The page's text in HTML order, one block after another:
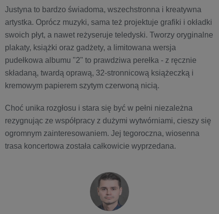
Justyna to bardzo świadoma, wszechstronna i kreatywna
artystka. Oprócz muzyki, sama też projektuje grafiki i okładki
swoich płyt, a nawet reżyseruje teledyski. Tworzy oryginalne
plakaty, książki oraz gadżety, a limitowana wersja
pudełkowa albumu "2" to prawdziwa perełka - z ręcznie
składaną, twardą oprawą, 32-stronnicową książeczką i
kremowym papierem szytym czerwoną nicią.
Choć unika rozgłosu i stara się być w pełni niezależna
rezygnując ze współpracy z dużymi wytwórniami, cieszy się
ogromnym zainteresowaniem. Jej tegoroczna, wiosenna
trasa koncertowa została całkowicie wyprzedana.